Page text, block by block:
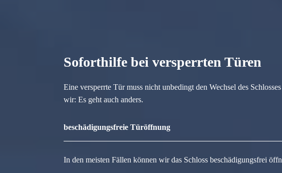
Soforthilfe bei versperrten Türen
Eine versperrte Tür muss nicht unbedingt den Wechsel des
wir: Es geht auch anders.
beschädigungsfreie Türöffnung
In den meisten Fällen können wir das Schloss beschädigungsfrei